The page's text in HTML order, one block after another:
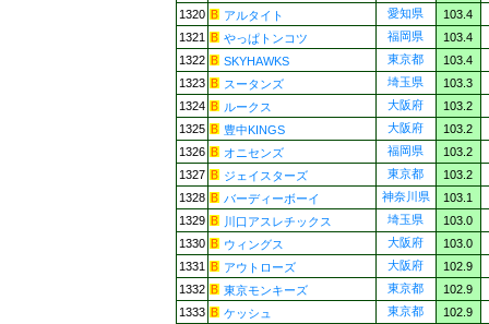
1320
アルタイト 愛知県
103.4
1321
やっぱトンコツ 福岡県
103.4
1322
SKYHAWKS 東京都
103.4
1323
スータンズ 埼玉県
103.3
1324
ルークス 大阪府
103.2
1325
豊中KINGS 大阪府
103.2
1326
オニセンズ 福岡県
103.2
1327
ジェイスターズ 東京都
103.2
1328
バーディーボーイ 神奈川県
103.1
1329
川口アスレチックス 埼玉県
103.0
1330
ウィングス 大阪府
103.0
1331
アウトローズ 大阪府
102.9
1332
東京モンキーズ 東京都
102.9
1333
ケッシュ 東京都
102.9